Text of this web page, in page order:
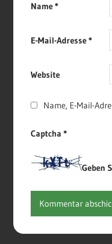
Name*
E-Mail-Adresse*
Website
Name, E-Mail-
Captcha *
Geben